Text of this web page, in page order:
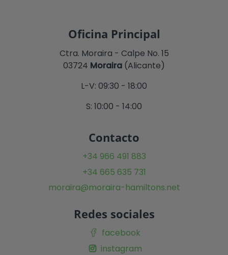
Oficina Principal
Ctra. Moraira - Calpe No. 15
03724 Moraira (Alicante)
L-V: 09:30 - 18:00
S: 10:00 - 14:00
Contacto
+34 966 491 883
+34 665 635 731
moraira@moraira-hamiltons.net
Redes sociales
facebook
instagram